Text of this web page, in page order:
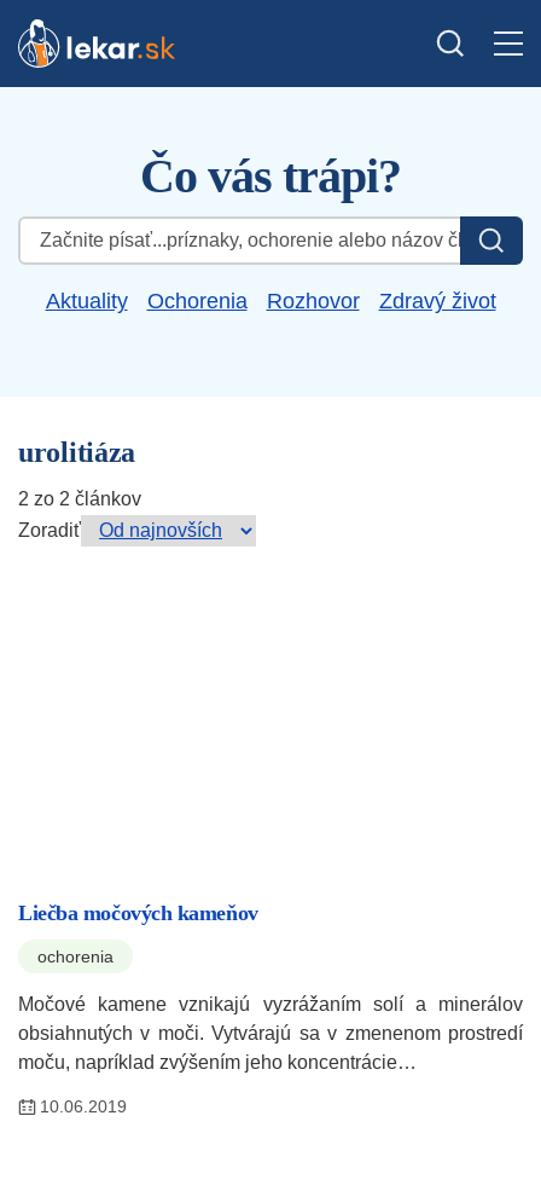
Čo vás trápi?
Hľadať:
Aktuality Ochorenia Rozhovor Zdravý život
urolitiáza
2 zo 2 článkov
Zoradiť
Liečba močových kameňov
ochorenia
Močové kamene vznikajú vyzrážaním solí a minerálov
obsiahnutých v moči. Vytvárajú sa v zmenenom prostredí
moču, napríklad zvýšením jeho koncentrácie…
10.06.2019